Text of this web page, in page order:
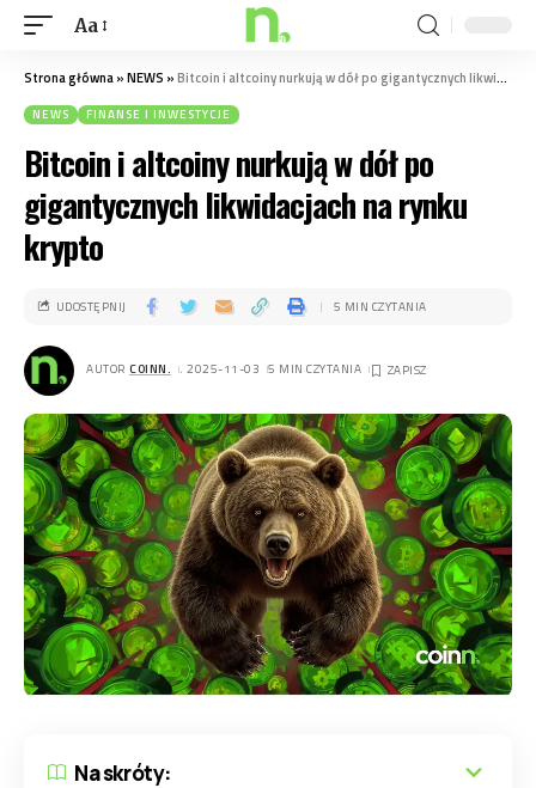
Aa
Strona główna»NEWS »Bitcoin i altcoiny nurkują w dół po gigantycznych likwidacjach na rynku krypto
NEWS FINANSE I INWESTYCJE
Bitcoin i altcoiny nurkują w dół po
gigantycznych likwidacjach na rynku
krypto
AUTOR COINN. . 2025-11-03 5 MIN CZYTANIA
UDOSTĘPNIJ 5 MIN CZYTANIA
Na skróty: